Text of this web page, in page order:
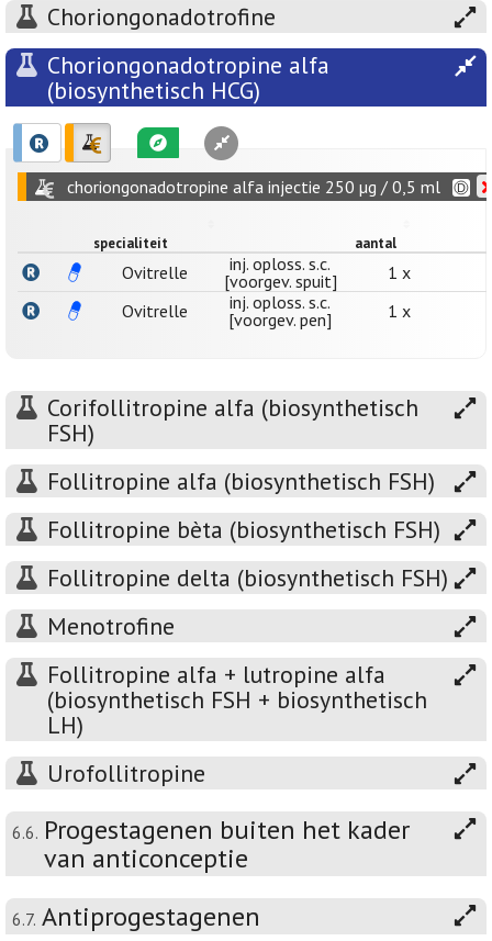
Choriongonadotrofine
Choriongonadotropine alfa
(biosynthetisch HCG)
choriongonadotropine alfa injectie 250 µg / 0,5 ml
specialiteit aantal
Ovitrelle
inj. oploss. s.c.
[voorgev. spuit]
1 x
Ovitrelle
inj. oploss. s.c.
[voorgev. pen]
1 x
Corifollitropine alfa (biosynthetisch
FSH)
Follitropine alfa (biosynthetisch FSH)
Follitropine bèta (biosynthetisch FSH)
Follitropine delta (biosynthetisch FSH)
Menotrofine
Follitropine alfa + lutropine alfa
(biosynthetisch FSH + biosynthetisch
LH)
Urofollitropine
6.6. Progestagenen buiten het kader
van anticonceptie
6.7. Antiprogestagenen